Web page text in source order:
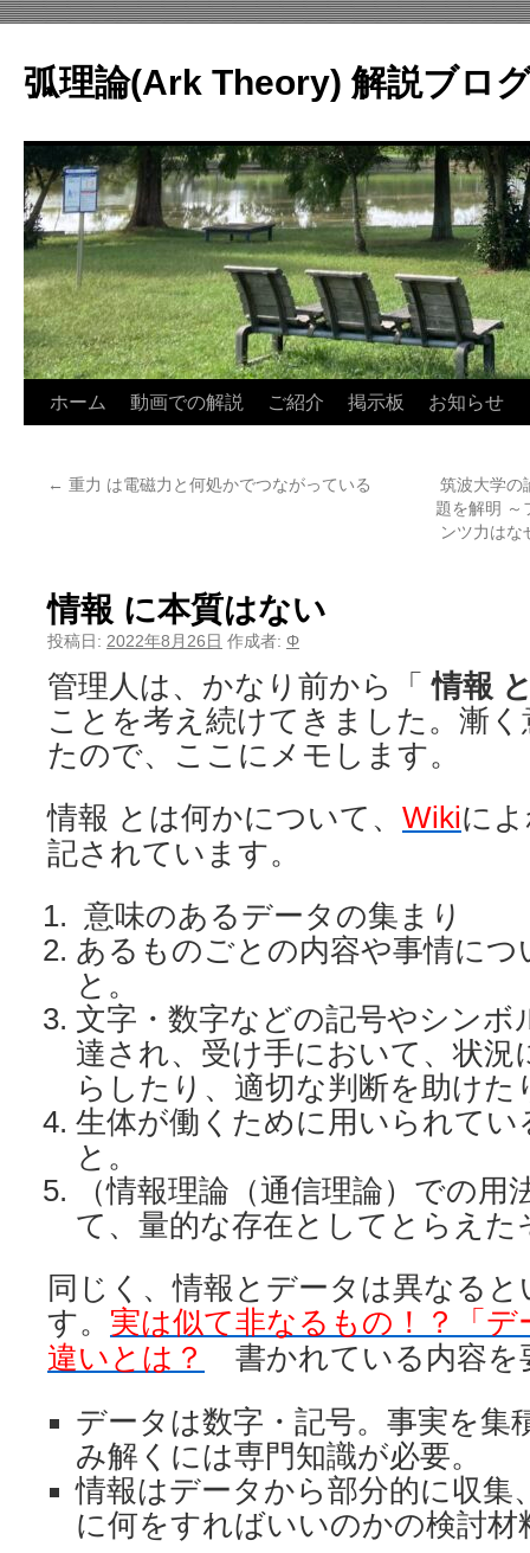
テ
ン
へ
ス
キ
ッ
プ
弧理論(Ark Theory) 解説ブロ
ホーム 動画での解説 ご紹介 掲示板 お知らせ
← 重力 は電磁力と何処かでつながっている
筑波大学の
題を解明 ～
ンツ力はな
情報 に本質はない
投稿日: 2022年8月26日 作成者: Φ
管理人は、かなり前から「情報
ことを考え続けてきました。漸
たので、ここにメモします。
情報 とは何かについて、 Wikiに
記されています。
意味のあるデータの集まり
あるものごとの内容や事情に
と。
文字・数字などの記号やシンボ
達され、受け手において、状況
らしたり、適切な判断を助け
生体が働くために用いられてい
と。
（情報理論（通信理論）での用
て、量的な存在としてとらえた
同じく、情報とデータは異なる
す。 実は似て非なるもの！？「デ
違いとは？
書かれている内容を
データは数字・記号。事実を集
み解くには専門知識が必要。
情報はデータから部分的に収集
に何をすればいいのかの検討材